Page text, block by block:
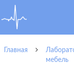
Главная
мебель